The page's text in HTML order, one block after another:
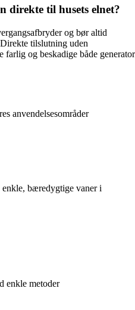
direkte til husets elnet?
og bør altid
tilslutning uden
og beskadige både generator
anvendelsesområder
bæredygtige vaner i
enkle metoder